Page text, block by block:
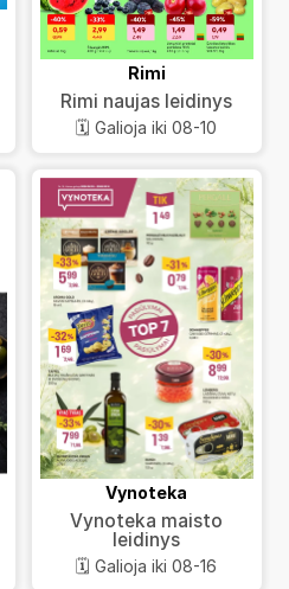
Rimi
Rimi naujas leidinys
🗓️ Galioja iki 08-10
Vynoteka
Vynoteka maisto
leidinys
🗓️ Galioja iki 08-16